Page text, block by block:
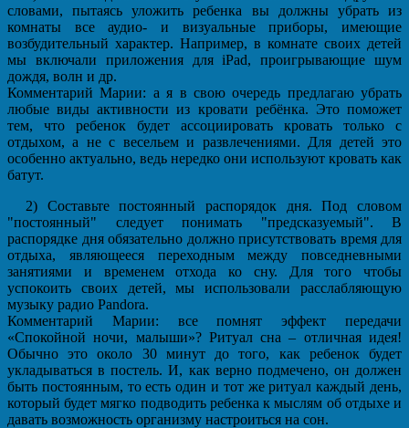
словами, пытаясь уложить ребенка вы должны убрать из
комнаты все аудио- и визуальные приборы, имеющие
возбудительный характер. Например, в комнате своих детей
мы включали приложения для iPad, проигрывающие шум
дождя, волн и др.
Комментарий Марии: а я в свою очередь предлагаю убрать
любые виды активности из кровати ребёнка. Это поможет
тем, что ребенок будет ассоциировать кровать только с
отдыхом, а не с весельем и развлечениями. Для детей это
особенно актуально, ведь нередко они используют кровать как
батут.
2) Составьте постоянный распорядок дня. Под словом
"постоянный" следует понимать "предсказуемый". В
распорядке дня обязательно должно присутствовать время для
отдыха, являющееся переходным между повседневными
занятиями и временем отхода ко сну. Для того чтобы
успокоить своих детей, мы использовали расслабляющую
музыку радио Pandora.
Комментарий Марии: все помнят эффект передачи
«Спокойной ночи, малыши»? Ритуал сна – отличная идея!
Обычно это около 30 минут до того, как ребенок будет
укладываться в постель. И, как верно подмечено, он должен
быть постоянным, то есть один и тот же ритуал каждый день,
который будет мягко подводить ребенка к мыслям об отдыхе и
давать возможность организму настроиться на сон.